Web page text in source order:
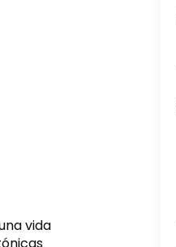
vida